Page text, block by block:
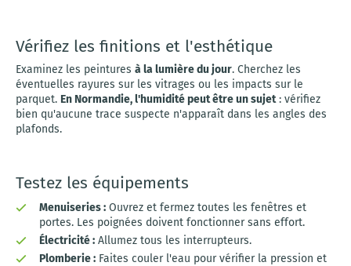
Vérifiez les finitions et l'esthétique
Examinez les peintures à la lumière du jour. Cherchez les
éventuelles rayures sur les vitrages ou les impacts sur le
parquet. En Normandie, l'humidité peut être un sujet: vérifiez
bien qu'aucune trace suspecte n'apparaît dans les angles des
plafonds.
Testez les équipements
Menuiseries : Ouvrez et fermez toutes les fenêtres et
portes. Les poignées doivent fonctionner sans effort.
Électricité : Allumez tous les interrupteurs.
Plomberie : Faites couler l'eau pour vérifier la pression et